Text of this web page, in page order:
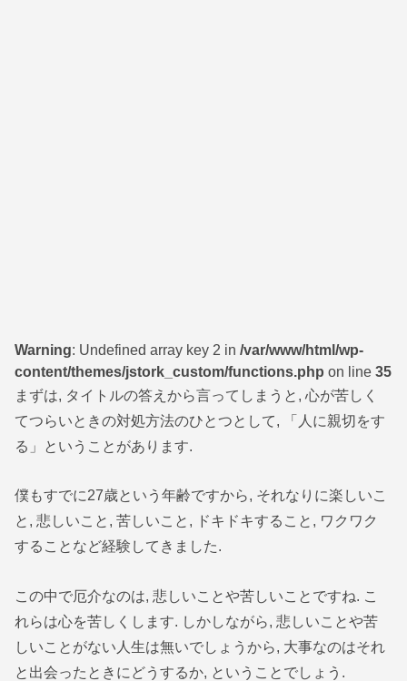
Warning: Undefined array key 2 in/var/www/html/wp-
content/themes/jstork_custom/functions.php on line35
まずは, タイトルの答えから言ってしまうと, 心が苦しく
てつらいときの対処方法のひとつとして, 「人に親切をす
る」ということがあります.
僕もすでに27歳という年齢ですから, それなりに楽しいこ
と, 悲しいこと, 苦しいこと, ドキドキすること, ワクワク
することなど経験してきました.
この中で厄介なのは, 悲しいことや苦しいことですね. こ
れらは心を苦しくします. しかしながら, 悲しいことや苦
しいことがない人生は無いでしょうから, 大事なのはそれ
と出会ったときにどうするか, ということでしょう.